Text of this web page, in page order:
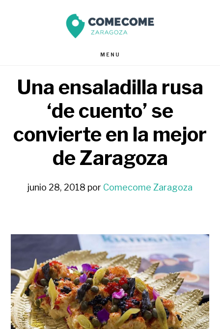
página
MENU
Una ensaladilla rusa
‘de cuento’ se
convierte en la mejor
de Zaragoza
junio 28, 2018 por Comecome Zaragoza